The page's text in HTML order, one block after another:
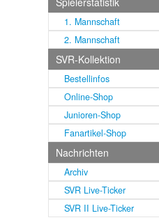
1. Mannschaft
2. Mannschaft
SVR-Kollektion
Bestellinfos
Online-Shop
Junioren-Shop
Fanartikel-Shop
Nachrichten
Archiv
SVR Live-Ticker
SVR II Live-Ticker